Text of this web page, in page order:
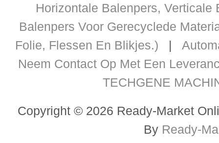
Horizontale Balenpers, Verticale
Balenpers Voor Gerecyclede
Folie, Flessen En Blikjes.) |
Neem Contact Op Met Een
TECHGENE
Copyright © 2026 Ready-Market
By Ready-